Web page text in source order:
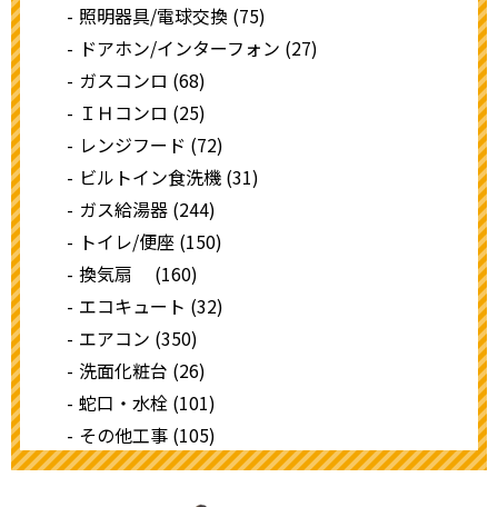
照明器具/電球交換 (75)
ドアホン/インターフォン (27)
ガスコンロ (68)
ＩＨコンロ (25)
レンジフード (72)
ビルトイン食洗機 (31)
ガス給湯器 (244)
トイレ/便座 (150)
換気扇 (160)
エコキュート (32)
エアコン (350)
洗面化粧台 (26)
蛇口・水栓 (101)
その他工事 (105)